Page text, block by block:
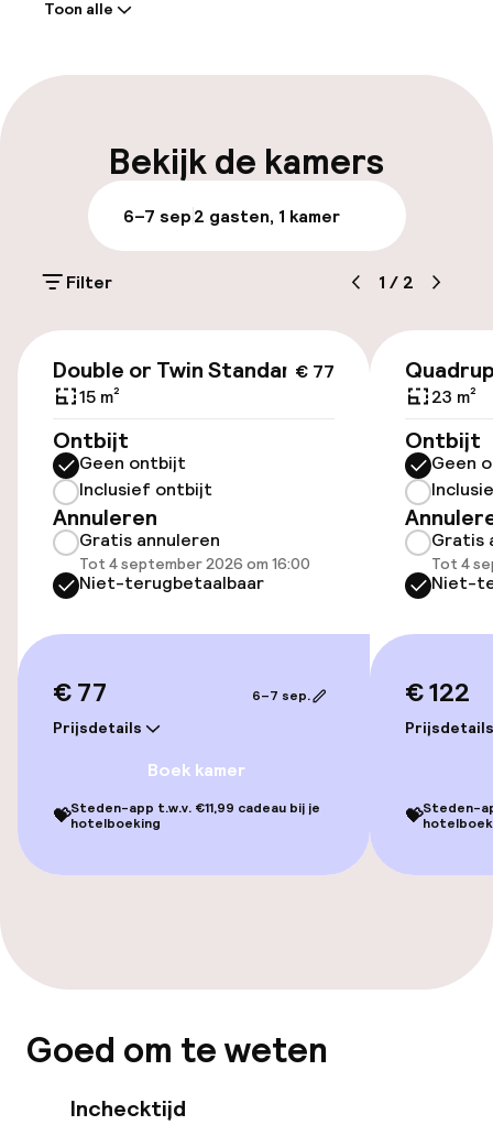
Laat uitchecken mogelijk
Bagageruimte
Parkeren & mobiliteit
Transferservice
Fietsverhuur
Entertainment
Gratis wifi
Terras
Eet- en drinkgelegenheden
Bar
Lunch à la carte
Diner à la carte
Toon alle
Bekijk de kamers
6–7 sep2 gasten, 1 kamer
Filter 1 / 2
€ 77
Double or Twin Standard
15 m²
Ontbijt
Geen ontbijt
Inclusief ontbijt
Annuleren
Gratis annuleren
Tot 4 september 2026 om 16:00
Niet-terugbetaalbaar
€ 77
Prijsdetails
6–7 sep.
Boek kamer
💝Steden-app t.w.v. €11,99 cadeau bij je
hotelboeking
23 m²
Ontbijt
Geen
Gratis
Tot 4
Niet-
€ 122
Prijsdetails
💝Steden-
Goed om te weten
Inchecktijd